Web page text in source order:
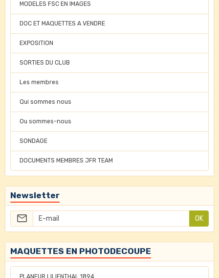
MODELES FSC EN IMAGES
DOC ET MAQUETTES A VENDRE
EXPOSITION
SORTIES DU CLUB
Les membres
Qui sommes nous
Ou sommes-nous
SONDAGE
DOCUMENTS MEMBRES JFR TEAM
Newsletter
OK
MAQUETTES EN PHOTODECOUPE
PLANEUR LILIENTHAL 1894